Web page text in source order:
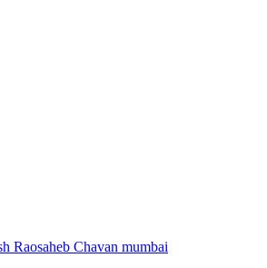
Raosaheb Chavan mumbai